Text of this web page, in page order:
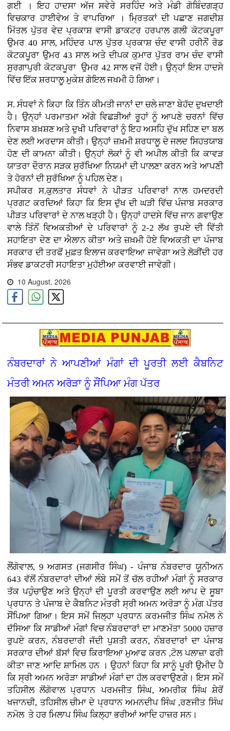
ਗਈ । ਇਹ ਹਾਦਸਾ ਅੱਜ ਸਵੇਰੇ ਸਰਹਿੰਦ ਅਤੇ ਮੰਡੀ ਗੋਬਿੰਦਗੜ੍ਹ
ਵਿਚਕਾਰ ਹਾਈਵੇਅ ਤੇ ਵਾਪਰਿਆ । ਮ੍ਰਿਤਕਾਂ ਦੀ ਪਛਾਣ ਜਗਦੀਸ਼
ਮਿੱਤਲ ਪੁੱਤਰ ਵੇਦ ਪ੍ਰਕਾਸ਼ ਵਾਸੀ ਡਾਕਟਰ ਹਰਪਾਲ ਗਲੀ ਕੋਟਕਪੂਰਾ
ਉਮਰ 40 ਸਾਲ, ਮਹਿੰਦਰ ਪਾਲ ਪੁੱਤਰ ਪ੍ਰਕਾਸ਼ ਚੰਦ ਵਾਸੀ ਹਰੀਨੌਂ ਰੋਡ
ਕੋਟਕਪੂਰਾ ਉਮਰ 43 ਸਾਲ ਅਤੇ ਦੀਪਕ ਕੁਮਾਰ ਪੁੱਤਰ ਰਾਮ ਚੰਦ ਵਾਸੀ
ਸੁਰਗਾਪੁਰੀ ਕੋਟਕਪੂਰਾ ਉਮਰ 42 ਸਾਲ ਵਜੋਂ ਹੋਈ। ਉਨ੍ਹਾਂ ਇਸ ਹਾਦਸੇ
ਵਿੱਚ ਇੱਕ ਸ਼ਰਧਾਲੂ ਮੁਕੇਸ਼ ਗੋਇਲ ਜਖਮੀ ਹੋ ਗਿਆ।
ਸ. ਸੰਧਵਾਂ ਨੇ ਕਿਹਾ ਕਿ ਤਿੰਨ ਕੀਮਤੀ ਜਾਨਾਂ ਦਾ ਚਲੇ ਜਾਣਾ ਬੇਹੱਦ ਦੁਖਦਾਈ
ਹੈ। ਉਨ੍ਹਾਂ ਪਰਮਾਤਮਾ ਅੱਗੇ ਵਿਛੜੀਆਂ ਰੂਹਾਂ ਨੂੰ ਆਪਣੇ ਚਰਨਾਂ ਵਿੱਚ
ਨਿਵਾਸ ਬਖ਼ਸ਼ਣ ਅਤੇ ਦੁਖੀ ਪਰਿਵਾਰਾਂ ਨੂੰ ਇਹ ਅਸਹਿ ਦੁੱਖ ਸਹਿਣ ਦਾ ਬਲ
ਦੇਣ ਲਈ ਅਰਦਾਸ ਕੀਤੀ। ਉਨ੍ਹਾਂ ਜ਼ਖ਼ਮੀ ਸ਼ਰਧਾਲੂ ਦੇ ਜਲਦ ਸਿਹਤਯਾਬ
ਹੋਣ ਦੀ ਕਾਮਨਾ ਕੀਤੀ। ਉਨ੍ਹਾਂ ਲੋਕਾਂ ਨੂੰ ਵੀ ਅਪੀਲ ਕੀਤੀ ਕਿ ਕਾਵੜ
ਯਾਤਰਾ ਦੌਰਾਨ ਸੜਕ ਸੁਰੱਖਿਆ ਨਿਯਮਾਂ ਦੀ ਪਾਲਣਾ ਕਰਨ ਅਤੇ ਆਪਣੀ
ਤੇ ਹੋਰਨਾਂ ਦੀ ਸੁਰੱਖਿਆ ਨੂੰ ਪਹਿਲ ਦੇਣ।
ਸਪੀਕਰ ਸ.ਕੁਲਤਾਰ ਸੰਧਵਾਂ ਨੇ ਪੀੜਤ ਪਰਿਵਾਰਾਂ ਨਾਲ ਹਮਦਰਦੀ
ਪ੍ਰਗਟ ਕਰਦਿਆਂ ਕਿਹਾ ਕਿ ਇਸ ਦੁੱਖ ਦੀ ਘੜੀ ਵਿੱਚ ਪੰਜਾਬ ਸਰਕਾਰ
ਪੀੜਤ ਪਰਿਵਾਰਾਂ ਦੇ ਨਾਲ ਖੜ੍ਹੀ ਹੈ। ਉਨ੍ਹਾਂ ਹਾਦਸੇ ਵਿੱਚ ਜਾਨ ਗਵਾਉਣ
ਵਾਲੇ ਤਿੰਨੋਂ ਵਿਅਕਤੀਆਂ ਦੇ ਪਰਿਵਾਰਾਂ ਨੂੰ 2-2 ਲੱਖ ਰੁਪਏ ਦੀ ਵਿੱਤੀ
ਸਹਾਇਤਾ ਦੇਣ ਦਾ ਐਲਾਨ ਕੀਤਾ ਅਤੇ ਜ਼ਖ਼ਮੀ ਹੋਏ ਵਿਅਕਤੀ ਦਾ ਪੰਜਾਬ
ਸਰਕਾਰ ਦੀ ਤਰਫੋਂ ਮੁਫ਼ਤ ਇਲਾਜ ਕਰਵਾਇਆ ਜਾਵੇਗਾ ਅਤੇ ਲੋੜੀਂਦੀ ਹਰ
ਸੰਭਵ ਡਾਕਟਰੀ ਸਹਾਇਤਾ ਮੁਹੱਈਆ ਕਰਵਾਈ ਜਾਵੇਗੀ।
10 August, 2026
ਨੰਬਰਦਾਰਾਂ ਨੇ ਆਪਣੀਆਂ ਮੰਗਾਂ ਦੀ ਪੂਰਤੀ ਲਈ ਕੈਬਨਿਟ
ਮੰਤਰੀ ਅਮਨ ਅਰੋੜਾ ਨੂੰ ਸੌਂਪਿਆ ਮੰਗ ਪੱਤਰ
ਲੌਂਗੋਵਾਲ, 9 ਅਗਸਤ (ਜਗਸੀਰ ਸਿੰਘ) - ਪੰਜਾਬ ਨੰਬਰਦਾਰ ਯੂਨੀਅਨ
643 ਵੱਲੋਂ ਨੰਬਰਦਾਰਾਂ ਦੀਆਂ ਲੰਬੇ ਸਮੇਂ ਤੋਂ ਚੱਲ ਰਹੀਆਂ ਮੰਗਾਂ ਨੂੰ ਸਰਕਾਰ
ਤੱਕ ਪਹੁੰਚਾਉਣ ਅਤੇ ਉਨ੍ਹਾਂ ਦੀ ਪੂਰਤੀ ਕਰਵਾਉਣ ਲਈ ਆਪ ਦੇ ਸੂਬਾ
ਪ੍ਰਧਾਨ ਤੇ ਪੰਜਾਬ ਦੇ ਕੈਬਨਿਟ ਮੰਤਰੀ ਸ੍ਰੀ ਅਮਨ ਅਰੋੜਾ ਨੂੰ ਮੰਗ ਪੱਤਰ
ਸੌਂਪਿਆ ਗਿਆ। ਇਸ ਸਮੇਂ ਜਿਲ੍ਹਾ ਪ੍ਰਧਾਨ ਕਰਮਜੀਤ ਸਿੰਘ ਨਮੋਲ ਨੇ
ਦੱਸਿਆ ਕਿ ਸਾਡੀਆਂ ਮੰਗਾਂ ਵਿਚ ਨੰਬਰਦਾਰਾਂ ਦਾ ਮਾਣਮੱਤਾ 5000 ਹਜ਼ਾਰ
ਰੁਪਏ ਕਰਨ, ਨੰਬਰਦਾਰੀ ਜੱਦੀ ਪੁਸ਼ਤੀ ਕਰਨ, ਨੰਬਰਦਾਰਾਂ ਦਾ ਪੰਜਾਬ
ਸਰਕਾਰ ਦੀਆਂ ਬੱਸਾਂ ਵਿਚ ਕਿਰਾਇਆ ਮੁਆਫ ਕਰਨ ,ਟੋਲ ਪਲਾਜ਼ਾ ਫਰੀ
ਕੀਤਾ ਜਾਣ ਆਦਿ ਸ਼ਾਮਿਲ ਹਨ । ਉਹਨਾਂ ਕਿਹਾ ਕਿ ਸਾਨੂੰ ਪੂਰੀ ਉਮੀਦ ਹੈ
ਕਿ ਸ੍ਰੀ ਅਮਨ ਅਰੋੜਾ ਸਾਡੀਆਂ ਮੰਗਾਂ ਦਾ ਹੱਲ ਕਰਵਾਉਣਗੇ। ਇਸ ਸਮੇਂ
ਤਹਿਸੀਲ ਲੋਂਗੋਵਾਲ ਪ੍ਰਧਾਨ ਪਰਮਜੀਤ ਸਿੰਘ, ਅਮਰੀਕ ਸਿੰਘ ਸ਼ੇਰੋਂ
ਖਜਾਨਚੀ, ਤਹਿਸੀਲ ਚੀਮਾ ਦੇ ਪ੍ਰਧਾਨ ਅਮਨਦੀਪ ਸਿੰਘ ,ਰਣਜੀਤ ਸਿੰਘ
ਨਮੋਲ ਤੇ ਹਰ ਮਿਲਾਪ ਸਿੰਘ ਕਿਲ੍ਹਾ ਭਰੀਆਂ ਆਦਿ ਹਾਜ਼ਰ ਸਨ।